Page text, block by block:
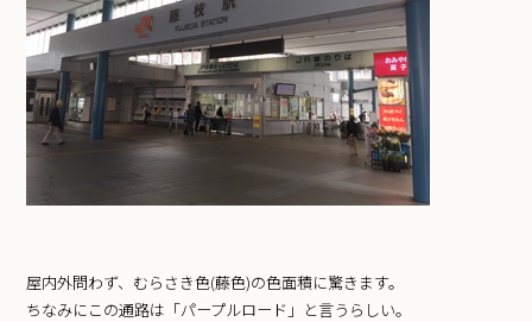
屋内外問わず、むらさき色(藤色)の色面積に驚きます。
ちなみにこの通路は「パープルロード」と言うらしい。